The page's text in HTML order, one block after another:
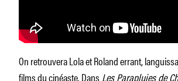
On retrouvera Lola et Roland errant,
films du cinéaste. DansLes Parapluies de